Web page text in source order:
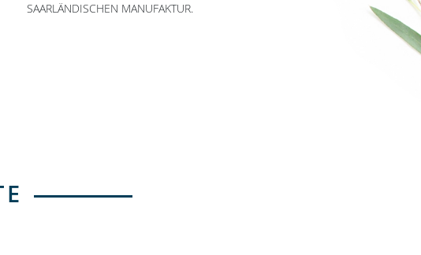
SAARLÄNDISCHEN MANUFAKTUR.